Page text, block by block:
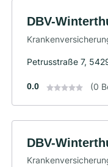
DBV-
Petrusstraße 7,
0.0 (0
DBV-